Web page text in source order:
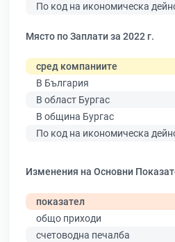
По код на икономическа
Място по Заплати за 2022 г.
сред компаниите
В България
В област Бургас
В община Бургас
По код на икономическа
Изменения на Основни
показател
общо приходи
счетоводна печалба